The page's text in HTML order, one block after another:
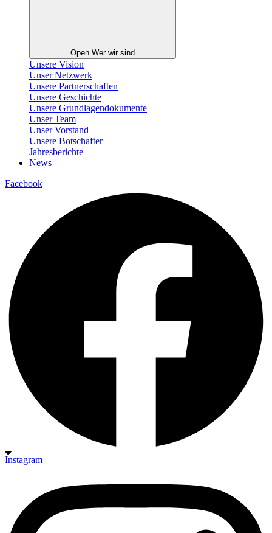
Open Wer wir sind
Unsere Vision
Unser Netzwerk
Unsere Partnerschaften
Unsere Geschichte
Unsere Grundlagendokumente
Unser Team
Unser Vorstand
Unsere Botschafter
Jahresberichte
News
Facebook
Instagram